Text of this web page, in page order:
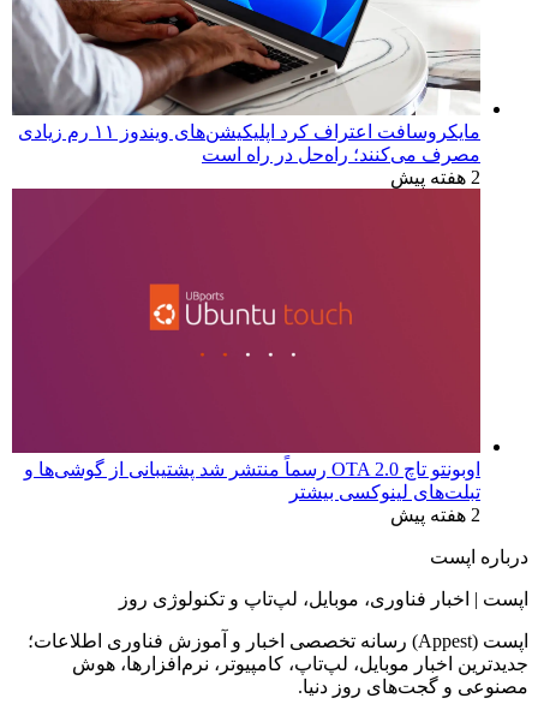
مایکروسافت اعتراف کرد اپلیکیشن‌های ویندوز ۱۱ رم زیادی
مصرف می‌کنند؛ راه‌حل در راه است
2 هفته پیش
اوبونتو تاچ OTA 2.0 رسماً منتشر شد پشتیبانی از گوشی‌ها و
تبلت‌های لینوکسی بیشتر
2 هفته پیش
درباره اپست
اپست | اخبار فناوری، موبایل، لپ‌تاپ و تکنولوژی روز
اپست (Appest) رسانه تخصصی اخبار و آموزش فناوری اطلاعات؛
جدیدترین اخبار موبایل، لپ‌تاپ، کامپیوتر، نرم‌افزارها، هوش
مصنوعی و گجت‌های روز دنیا.